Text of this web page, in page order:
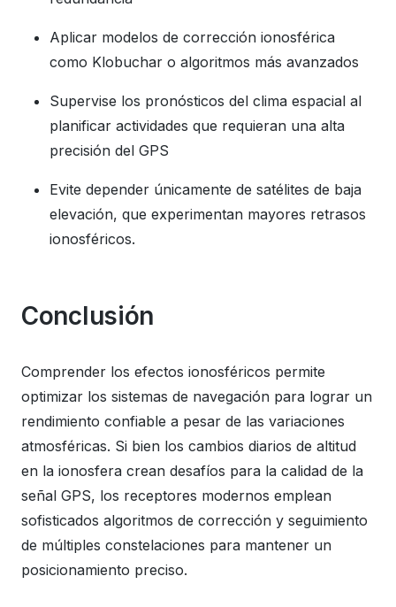
Aplicar modelos de corrección ionosférica
como Klobuchar o algoritmos más avanzados
Supervise los pronósticos del clima espacial al
planificar actividades que requieran una alta
precisión del GPS
Evite depender únicamente de satélites de baja
elevación, que experimentan mayores retrasos
ionosféricos.
Conclusión
Comprender los efectos ionosféricos permite
optimizar los sistemas de navegación para lograr un
rendimiento confiable a pesar de las variaciones
atmosféricas. Si bien los cambios diarios de altitud
en la ionosfera crean desafíos para la calidad de la
señal GPS, los receptores modernos emplean
sofisticados algoritmos de corrección y seguimiento
de múltiples constelaciones para mantener un
posicionamiento preciso.